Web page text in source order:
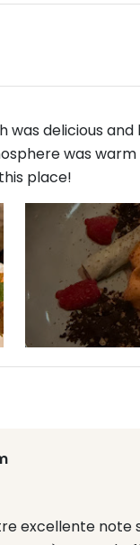
was delicious
was warm
place!
excellente note